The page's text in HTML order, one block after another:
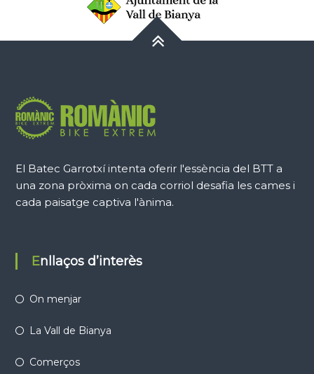
El Batec Garrotxí intenta oferir l'essència del BTT a
una zona pròxima on cada corriol desafia les cames i
cada paisatge captiva l'ànima.
Enllaços d’interès
On menjar
La Vall de Bianya
Comerços